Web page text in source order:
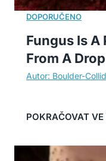
Fungus Is A
From A